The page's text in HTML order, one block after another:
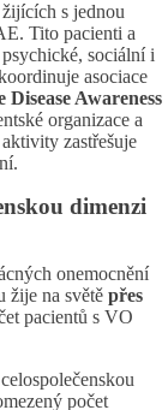
s jednou
Tito pacienti a
sociální i
asociace
Disease Awareness
organizace a
zastřešuje
dimenzi
onemocnění
na světě přes
pacientů s VO
počet